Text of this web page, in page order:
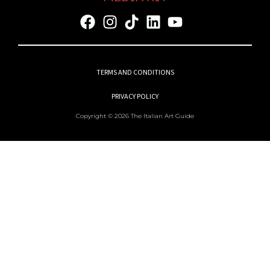
TERMS AND CONDITIONS
PRIVACY POLICY
Copyright © 2026 The Italian Art Guide